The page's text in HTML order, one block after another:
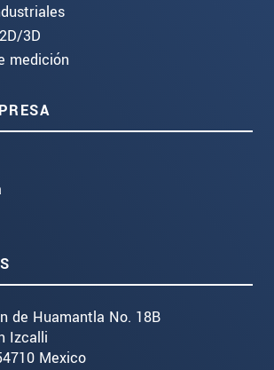
3D
medición
de Huamantla No. 18B
Izcalli
Mexico